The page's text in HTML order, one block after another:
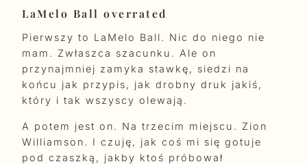
LaMelo Ball overrated
Pierwszy to LaMelo Ball. Nic do niego nie
mam. Zwłaszca szacunku. Ale on
przynajmniej zamyka stawkę, siedzi na
końcu jak przypis, jak drobny druk jakiś,
który i tak wszyscy olewają.
A potem jest on. Na trzecim miejscu. Zion
Williamson. I czuję, jak coś mi się gotuje
pod czaszką, jakby ktoś próbował